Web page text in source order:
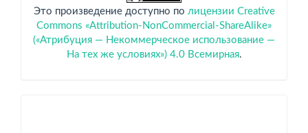
Это произведение доступно по лицензии Creative
Commons «Attribution-NonCommercial-ShareAlike»
(«Атрибуция — Некоммерческое использование —
На тех же условиях») 4.0 Всемирная.